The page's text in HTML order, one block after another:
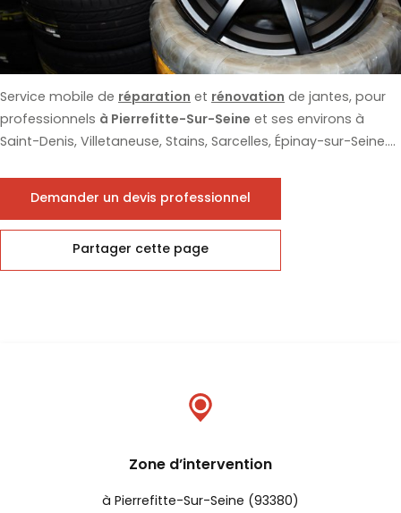
Service mobile de réparationet rénovationde jantes, pour
professionnels à Pierrefitte-Sur-Seine et ses environs à
Saint-Denis, Villetaneuse, Stains, Sarcelles, Épinay-sur-Seine....
Demander un devis professionnel
Partager cette page
Zone d’intervention
à Pierrefitte-Sur-Seine (93380)